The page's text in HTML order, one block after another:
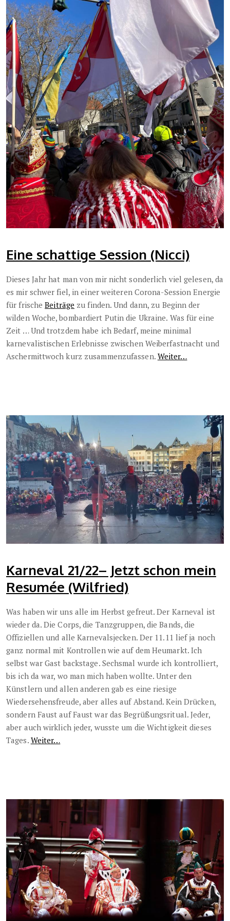
Eine schattige Session (Nicci)
Dieses Jahr hat man von mir nicht sonderlich viel gelesen, da
es mir schwer fiel, in einer weiteren Corona-Session Energie
für frischeBeiträge zu finden. Und dann, zu Beginn der
wilden Woche, bombardiert Putin die Ukraine. Was für eine
Zeit … Und trotzdem habe ich Bedarf, meine minimal
karnevalistischen Erlebnisse zwischen Weiberfastnacht und
Aschermittwoch kurz zusammenzufassen. Weiter…
Karneval 21/22– Jetzt schon mein
Resumée (Wilfried)
Was haben wir uns alle im Herbst gefreut. Der Karneval ist
wieder da. Die Corps, die Tanzgruppen, die Bands, die
Offiziellen und alle Karnevalsjecken. Der 11.11 lief ja noch
ganz normal mit Kontrollen wie auf dem Heumarkt. Ich
selbst war Gast backstage. Sechsmal wurde ich kontrolliert,
bis ich da war, wo man mich haben wollte. Unter den
Künstlern und allen anderen gab es eine riesige
Wiedersehensfreude, aber alles auf Abstand. Kein Drücken,
sondern Faust auf Faust war das Begrüßungsritual. Jeder,
aber auch wirklich jeder, wusste um die Wichtigkeit dieses
Tages. Weiter…